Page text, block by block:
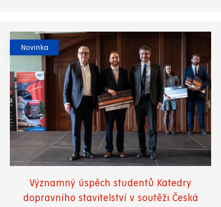
Novinka
Významný úspěch studentů Katedry
dopravního stavitelství v soutěži Česká